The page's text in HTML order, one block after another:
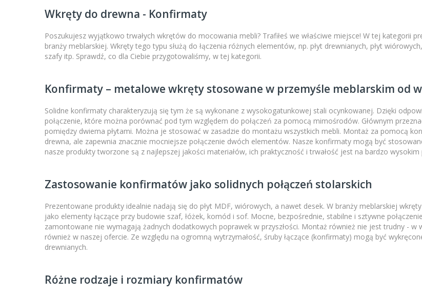
Wkręty do drewna - Konfirmaty
Poszukujesz wyjątkowo trwałych wkrętów do mocowania mebli? Trafiłeś we właściwe miejsce! W tej kategorii
branży meblarskiej. Wkręty tego typu służą do łączenia różnych elementów, np. płyt drewnianych, płyt
szafy itp. Sprawdź, co dla Ciebie przygotowaliśmy, w tej kategorii.
Konfirmaty – metalowe wkręty stosowane w przemyśle meblarskim od
Solidne konfirmaty charakteryzują się tym że są wykonane z wysokogatunkowej stali ocynkowanej. Dzięki
połączenie, które można porównać pod tym względem do połączeń za pomocą mimośrodów. Głównym
pomiędzy dwiema płytami. Można je stosować w zasadzie do montażu wszystkich mebli. Montaż za pomocą
drewna, ale zapewnia znacznie mocniejsze połączenie dwóch elementów. Nasze konfirmaty mogą być
nasze produkty tworzone są z najlepszej jakości materiałów, ich praktyczność i trwałość jest na bardzo wysokim
Zastosowanie konfirmatów jako solidnych połączeń stolarskich
Prezentowane produkty idealnie nadają się do płyt MDF, wiórowych, a nawet desek. W branży meblarskiej
jako elementy łączące przy budowie szaf, łóżek, komód i sof. Mocne, bezpośrednie, stabilne i sztywne
zamontowane nie wymagają żadnych dodatkowych poprawek w przyszłości. Montaż również nie jest trudny -
również w naszej ofercie. Ze względu na ogromną wytrzymałość, śruby łączące (konfirmaty) mogą być
drewnianych.
Różne rodzaje i rozmiary konfirmatów